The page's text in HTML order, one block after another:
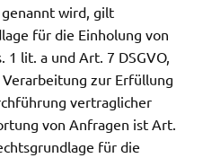
wird, gilt
für die Einholung von
lit. a und Art. 7 DSGVO,
zur Erfüllung
vertraglicher
von Anfragen ist Art.
für die